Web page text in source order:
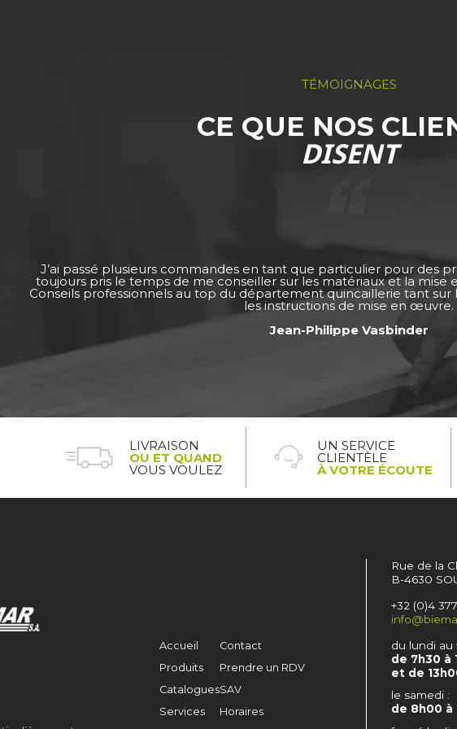
TÉMOIGNAGES
CE QUE NOS
DISENT
J’ai passé plusieurs commandes en tant que particulier pour des
toujours pris le temps de me conseiller sur les matériaux et la
Conseils professionnels au top du département quincaillerie tant
les instructions de mise en œuvre.
Jean-Philippe Vasbinder
LIVRAISON
OU ET QUAND
VOUS VOULEZ
UN SERVICE
CLIENTÈLE
À VOTRE ÉCOUTE
Accueil
Produits
Catalogues
Services
Contact
Prendre un RDV
SAV
Horaires
Rue de la
B-4630
+32 (0)4
du lundi au
de 7h30 à
et de
le samedi :
de 8h00 à